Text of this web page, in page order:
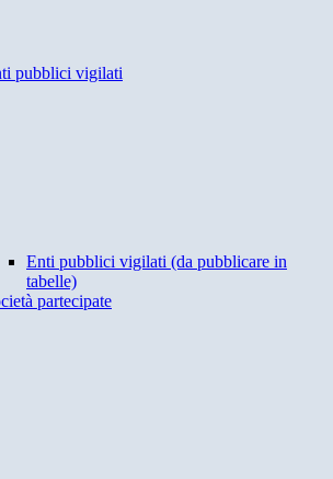
pubblici vigilati
Enti pubblici vigilati (da pubblicare in
tabelle)
partecipate